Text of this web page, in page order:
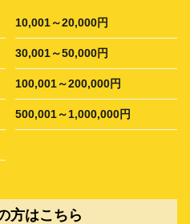
10,001～20,000円
30,001～50,000円
100,001～200,000円
500,001～1,000,000円
方はこちら